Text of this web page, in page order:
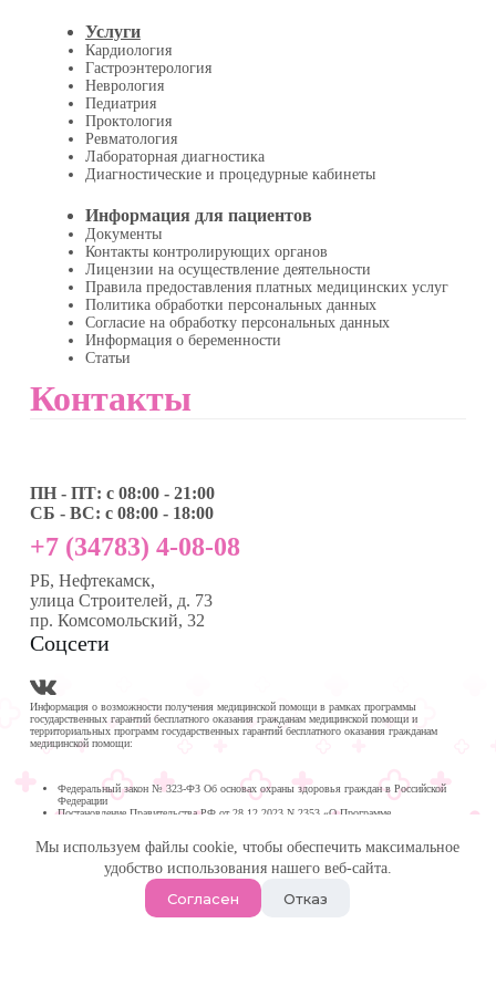
Мы используем файлы cookie, чтобы обеспечить максимальное
удобство использования нашего веб-сайта.
Согласен Отказ
Услуги
Кардиология
Гастроэнтерология
Неврология
Педиатрия
Проктология
Ревматология
Лабораторная диагностика
Диагностические и процедурные кабинеты
Информация для пациентов
Документы
Контакты контролирующих органов
Лицензии на осуществление деятельности
Правила предоставления платных медицинских услуг
Политика обработки персональных данных
Согласие на обработку персональных данных
Информация о беременности
Статьи
Контакты
ПН - ПТ: с 08:00 - 21:00
СБ - ВС: с 08:00 - 18:00
+7 (34783) 4-08-08
РБ, Нефтекамск,
улица Строителей, д. 73
пр. Комсомольский, 32
Соцсети
Информация о возможности получения медицинской помощи в рамках программы
государственных гарантий бесплатного оказания гражданам медицинской помощи и
территориальных программ государственных гарантий бесплатного оказания гражданам
медицинской помощи:
Федеральный закон № 323-ФЗ Об основах охраны здоровья граждан в Российской
Федерации
Постановление Правительства РФ от 28.12.2023 N 2353 «О Программе
Программа государственных гарантий бесплатного оказания гражданам медицинской
Республике Башкортостан на 2024 год и на плановый период 2025 и 2026 годов
Медика Плюс
| Многопрофильная клиника в